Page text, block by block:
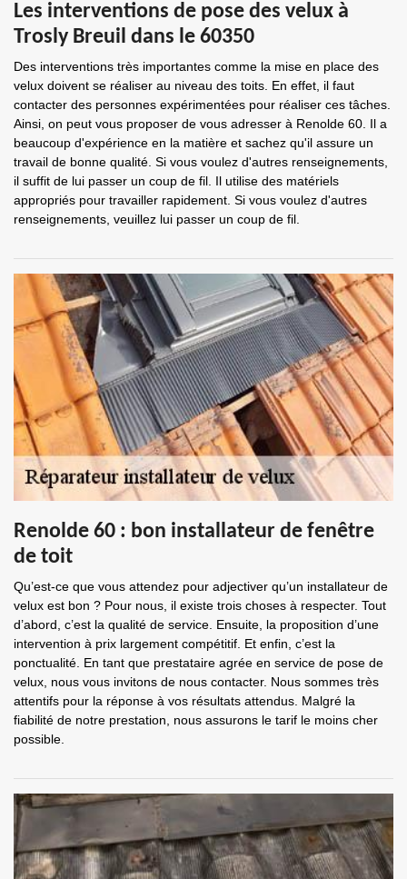
Les interventions de pose des velux à
Trosly Breuil dans le 60350
Des interventions très importantes comme la mise en place des
velux doivent se réaliser au niveau des toits. En effet, il faut
contacter des personnes expérimentées pour réaliser ces tâches.
Ainsi, on peut vous proposer de vous adresser à Renolde 60. Il a
beaucoup d'expérience en la matière et sachez qu'il assure un
travail de bonne qualité. Si vous voulez d'autres renseignements,
il suffit de lui passer un coup de fil. Il utilise des matériels
appropriés pour travailler rapidement. Si vous voulez d'autres
renseignements, veuillez lui passer un coup de fil.
Renolde 60 : bon installateur de fenêtre
de toit
Qu’est-ce que vous attendez pour adjectiver qu’un installateur de
velux est bon ? Pour nous, il existe trois choses à respecter. Tout
d’abord, c’est la qualité de service. Ensuite, la proposition d’une
intervention à prix largement compétitif. Et enfin, c’est la
ponctualité. En tant que prestataire agrée en service de pose de
velux, nous vous invitons de nous contacter. Nous sommes très
attentifs pour la réponse à vos résultats attendus. Malgré la
fiabilité de notre prestation, nous assurons le tarif le moins cher
possible.